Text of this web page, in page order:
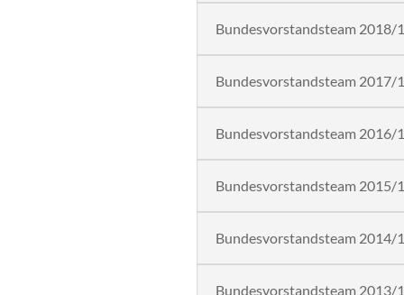
Bundesvorstandsteam 2018/
Bundesvorstandsteam 2017/
Bundesvorstandsteam 2016/
Bundesvorstandsteam 2015/
Bundesvorstandsteam 2014/
Bundesvorstandsteam 2013/